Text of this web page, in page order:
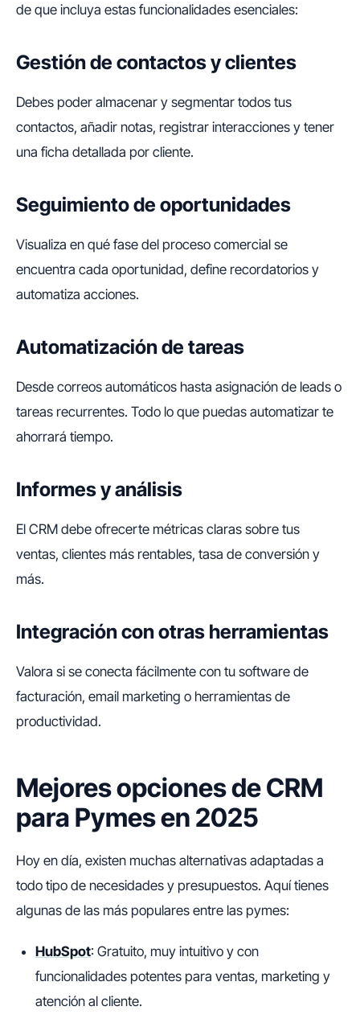
de que incluya estas funcionalidades esenciales:
Gestión de contactos y clientes
Debes poder almacenar y segmentar todos tus
contactos, añadir notas, registrar interacciones y tener
una ficha detallada por cliente.
Seguimiento de oportunidades
Visualiza en qué fase del proceso comercial se
encuentra cada oportunidad, define recordatorios y
automatiza acciones.
Automatización de tareas
Desde correos automáticos hasta asignación de leads o
tareas recurrentes. Todo lo que puedas automatizar te
ahorrará tiempo.
Informes y análisis
El CRM debe ofrecerte métricas claras sobre tus
ventas, clientes más rentables, tasa de conversión y
más.
Integración con otras herramientas
Valora si se conecta fácilmente con tu software de
facturación, email marketing o herramientas de
productividad.
Mejores opciones de CRM
para Pymes en 2025
Hoy en día, existen muchas alternativas adaptadas a
todo tipo de necesidades y presupuestos. Aquí tienes
algunas de las más populares entre las pymes:
HubSpot: Gratuito, muy intuitivo y con
funcionalidades potentes para ventas, marketing y
atención al cliente.